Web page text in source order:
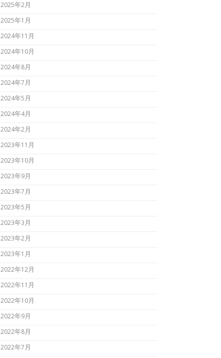
2025年2月
2025年1月
2024年11月
2024年10月
2024年8月
2024年7月
2024年5月
2024年4月
2024年2月
2023年11月
2023年10月
2023年9月
2023年7月
2023年5月
2023年3月
2023年2月
2023年1月
2022年12月
2022年11月
2022年10月
2022年9月
2022年8月
2022年7月